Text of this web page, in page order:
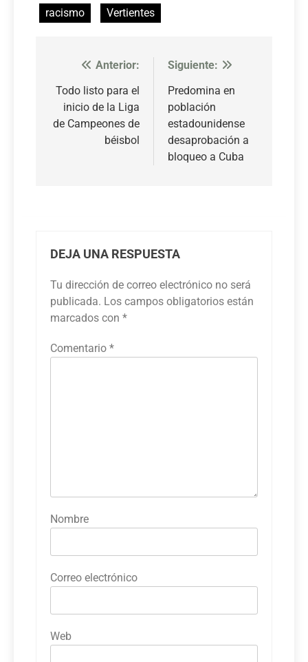
racismo
Vertientes
Navegación
de
entradas
Anterior:
Todo listo para el
inicio de la Liga
de Campeones de
béisbol
Siguiente:
Predomina en
población
estadounidense
desaprobación a
bloqueo a Cuba
DEJA UNA RESPUESTA
Tu dirección de correo electrónico no será
publicada. Los campos obligatorios están
marcados con *
Comentario *
Nombre
Correo electrónico
Web